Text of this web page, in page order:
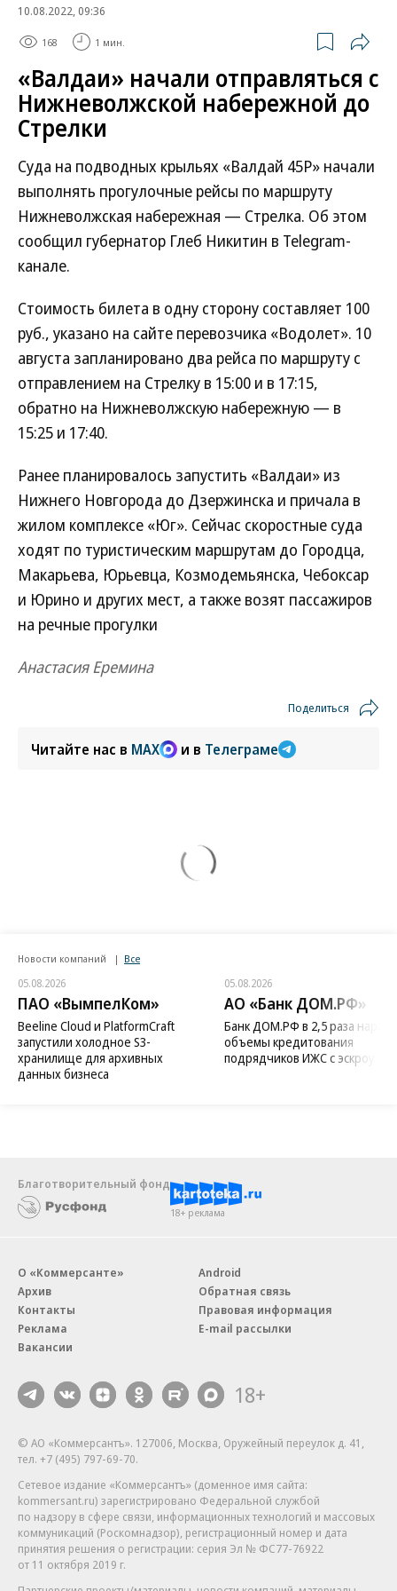
10.08.2022, 09:36
168 1 мин.
«Валдаи» начали отправляться с
Нижневолжской набережной до
Стрелки
Суда на подводных крыльях «Валдай 45Р» начали
выполнять прогулочные рейсы по маршруту
Нижневолжская набережная — Стрелка. Об этом
сообщил губернатор Глеб Никитин в Telegram-
канале.
Стоимость билета в одну сторону составляет 100
руб., указано на сайте перевозчика «Водолет». 10
августа запланировано два рейса по маршруту с
отправлением на Стрелку в 15:00 и в 17:15,
обратно на Нижневолжскую набережную — в
15:25 и 17:40.
Ранее планировалось запустить «Валдаи» из
Нижнего Новгорода до Дзержинска и причала в
жилом комплексе «Юг». Сейчас скоростные суда
ходят по туристическим маршрутам до Городца,
Макарьева, Юрьевца, Козмодемьянска, Чебоксар
и Юрино и других мест, а также возят пассажиров
на речные прогулки
Анастасия Еремина
Поделиться
Читайте нас в MAX и в Телеграме
Новости компаний Все
05.08.2026
ПАО «ВымпелКом»
Beeline Cloud и PlatformCraft
запустили холодное S3-
хранилище для архивных
данных бизнеса
05.08.2026
АО «Банк ДОМ.РФ»
Банк ДОМ.РФ в 2,5 раза
объемы кредитования
подрядчиков ИЖС с эскроу
Благотворительный фонд
18+ реклама
О «Коммерсанте»
Архив
Контакты
Реклама
Вакансии
Android
Обратная связь
Правовая информация
E-mail рассылки
18+
© АО «Коммерсантъ». 127006, Москва, Оружейный переулок д. 41,
тел. +7 (495) 797-69-70.
Сетевое издание «Коммерсантъ» (доменное имя сайта:
kommersant.ru) зарегистрировано Федеральной службой
по надзору в сфере связи, информационных технологий и массовых
коммуникаций (Роскомнадзор), регистрационный номер и дата
принятия решения о регистрации: серия Эл № ФС77-76922
от 11 октября 2019 г.